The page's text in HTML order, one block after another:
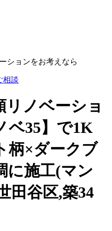
ションをお考えなら
相談
リノベーショ
ベ35】で1K
柄×ダークブ
に施工(マン
田谷区,築34